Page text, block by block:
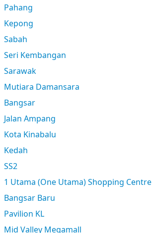
Pahang
Kepong
Sabah
Seri Kembangan
Sarawak
Mutiara Damansara
Bangsar
Jalan Ampang
Kota Kinabalu
Kedah
SS2
1 Utama (One Utama) Shopping Centre
Bangsar Baru
Pavilion KL
Mid Valley Megamall